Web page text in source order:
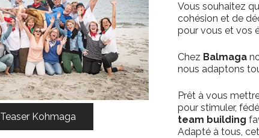
Teaser Kohmaga
Vous souhaitez
cohésion et de
pour vous et vos
Chez Balmaga
nous adaptons
Prêt à vous
pour stimuler,
team building
Adapté à tous,